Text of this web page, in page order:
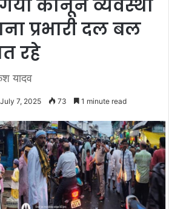
कानून व्यवस्था
प्रभारी दल बल
रहे
यादव
July 7, 2025 73 1 minute read